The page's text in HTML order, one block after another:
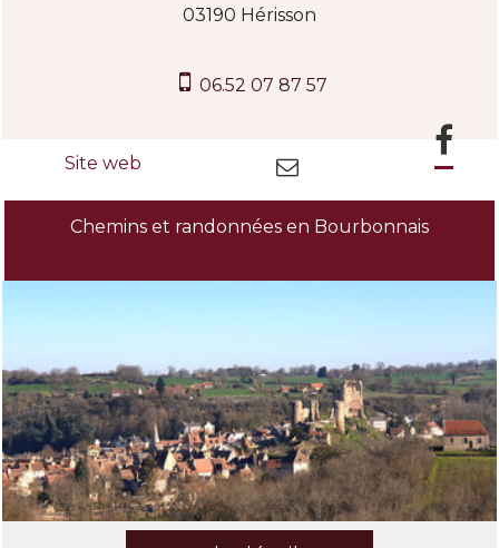
03190 Hérisson
06.52 07 87 57
Chemins et randonnées en Bourbonnais